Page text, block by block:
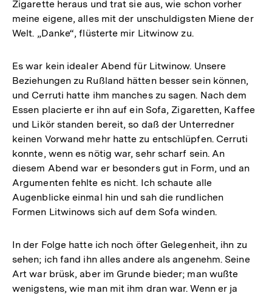
Zigarette heraus und trat sie aus, wie schon vorher
meine eigene, alles mit der unschuldigsten Miene der
Welt. „Danke“, flüsterte mir Litwinow zu.
Es war kein idealer Abend für Litwinow. Unsere
Beziehungen zu Rußland hätten besser sein können,
und Cerruti hatte ihm manches zu sagen. Nach dem
Essen placierte er ihn auf ein Sofa, Zigaretten, Kaffee
und Likör standen bereit, so daß der Unterredner
keinen Vorwand mehr hatte zu entschlüpfen. Cerruti
konnte, wenn es nötig war, sehr scharf sein. An
diesem Abend war er besonders gut in Form, und an
Argumenten fehlte es nicht. Ich schaute alle
Augenblicke einmal hin und sah die rundlichen
Formen Litwinows sich auf dem Sofa winden.
In der Folge hatte ich noch öfter Gelegenheit, ihn zu
sehen; ich fand ihn alles andere als angenehm. Seine
Art war brüsk, aber im Grunde bieder; man wußte
wenigstens, wie man mit ihm dran war. Wenn er ja